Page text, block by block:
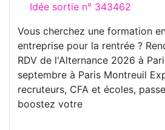
Idée sortie n° 343462
Vous cherchez une formation
entreprise pour la rentrée ?
RDV de l'Alternance 2026 à
septembre à Paris Montreuil
recruteurs, CFA et écoles,
boostez votre